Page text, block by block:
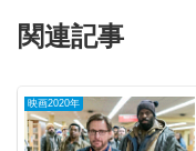
関連記事
映画2020年